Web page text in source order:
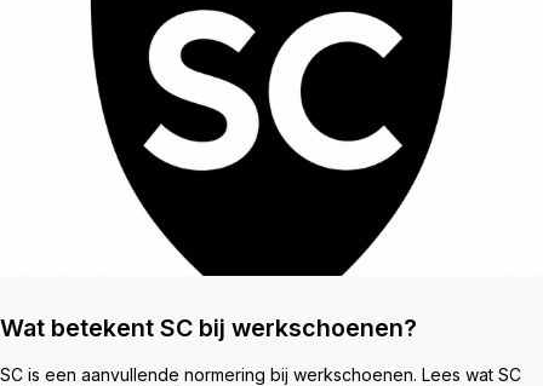
Wat betekent SC bij werkschoenen?
SC is een aanvullende normering bij werkschoenen. Lees wat SC